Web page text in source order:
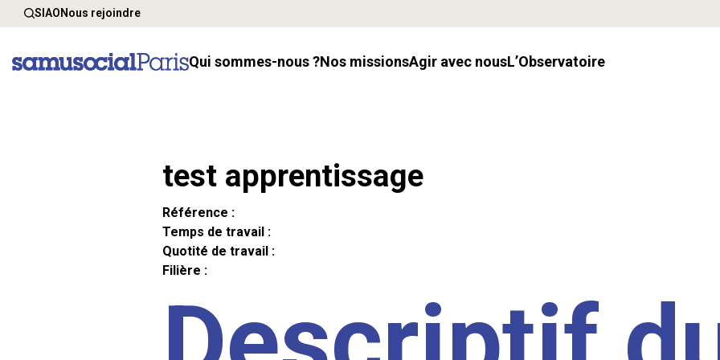
SIAONous rejoindre
Qui sommes-nous ? Nos missions Agir avec nous l’Observatoire
test apprentissage
Référence :
Temps de travail :
Quotité de travail :
Filière :